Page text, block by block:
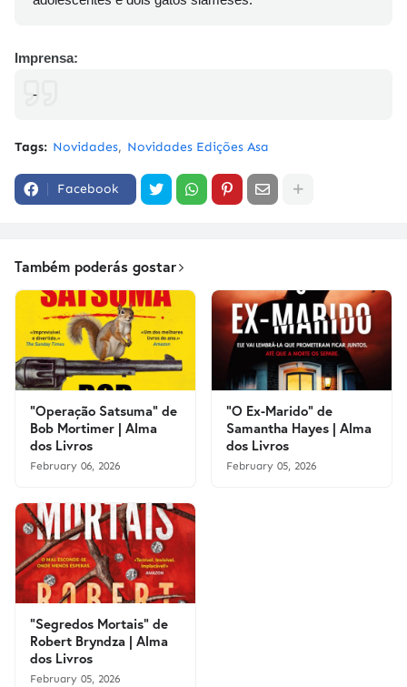
Imprensa:
-
Tags: Novidades Novidades Edições Asa
Facebook
Também poderás gostar
"Operação Satsuma" de
Bob Mortimer | Alma
dos Livros
February 06, 2026
"O Ex-Marido" de
Samantha Hayes | Alma
dos Livros
February 05, 2026
"Segredos Mortais" de
Robert Bryndza | Alma
dos Livros
February 05, 2026